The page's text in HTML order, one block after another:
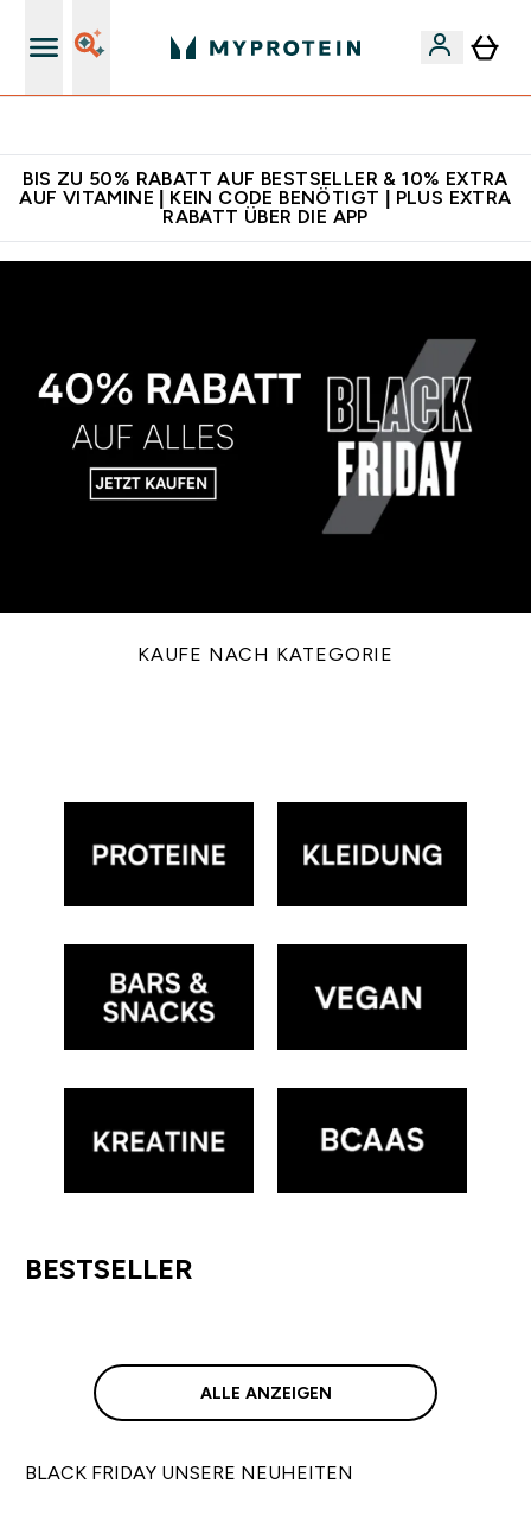
BIS ZU 50% RABATT AUF BESTSELLER & 10% EXTRA
AUF VITAMINE | KEIN CODE BENÖTIGT | PLUS EXTRA
RABATT ÜBER DIE APP
KAUFE NACH KATEGORIE
BESTSELLER
ALLE ANZEIGEN
BLACK FRIDAY UNSERE NEUHEITEN